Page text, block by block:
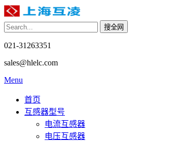
021-31263351
sales@hlelc.com
Menu
首页
互感器型号
电流互感器
电压互感器